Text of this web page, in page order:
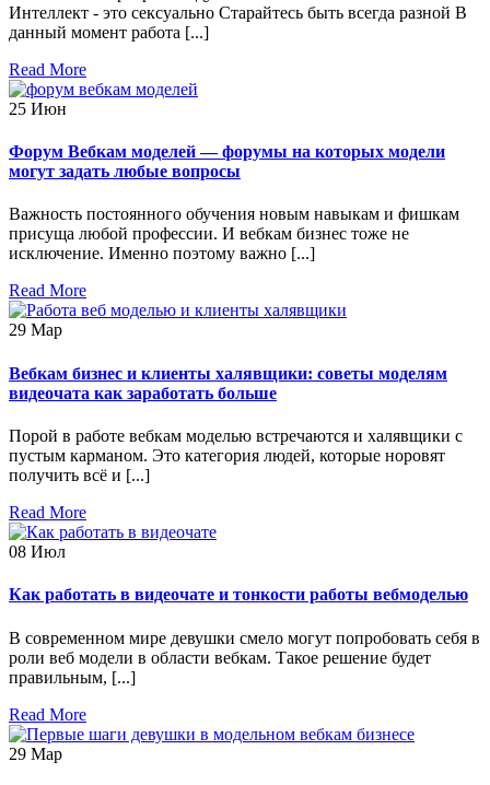
Интеллект - это сексуально Старайтесь быть всегда разной В
данный момент работа [...]
Read More
25 Июн
Форум Вебкам моделей — форумы на которых модели
могут задать любые вопросы
Важность постоянного обучения новым навыкам и фишкам
присуща любой профессии. И вебкам бизнес тоже не
исключение. Именно поэтому важно [...]
Read More
29 Мар
Вебкам бизнес и клиенты халявщики: советы моделям
видеочата как заработать больше
Порой в работе вебкам моделью встречаются и халявщики с
пустым карманом. Это категория людей, которые норовят
получить всё и [...]
Read More
08 Июл
Как работать в видеочате и тонкости работы вебмоделью
В современном мире девушки смело могут попробовать себя в
роли веб модели в области вебкам. Такое решение будет
правильным, [...]
Read More
29 Мар